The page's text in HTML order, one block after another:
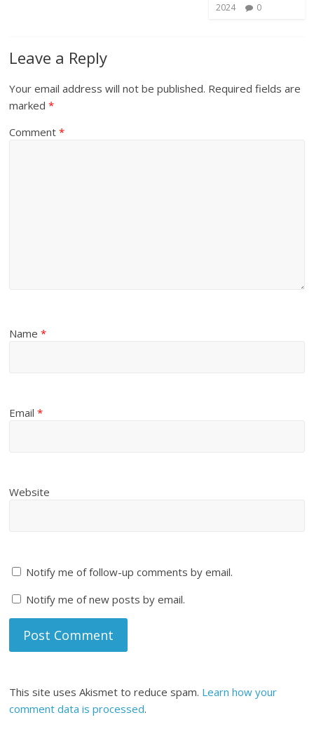
2024
0
Leave a Reply
Your email address will not be published. Required fields are
marked*
Comment*
Name*
Email*
Website
Notify me of follow-up comments by email.
Notify me of new posts by email.
This site uses Akismet to reduce spam. Learn how your
comment data is processed.